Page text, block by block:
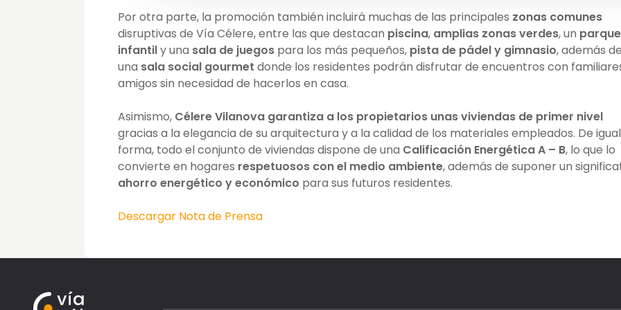
Por otra parte, la promoción también incluirá muchas de las principales zonas comunes
disruptivas de Vía Célere, entre las que destacan piscina, amplias zonas verdes, un parque
infantily una sala de juegos para los más pequeños, pista de pádel y gimnasio, además de
una sala social gourmet donde los residentes podrán disfrutar de encuentros con
amigos sin necesidad de hacerlos en casa.
Asimismo, Célere Vilanova garantiza a los propietarios unasviviendas de primer nivel
gracias a la elegancia de su arquitectura y a la calidad de los materiales empleados. De igual
forma, todo el conjunto de viviendas dispone de una Calificación Energética A – B, lo que lo
convierte en hogares respetuosos con el medio ambiente, además de suponer un
ahorro energético y económico para sus futuros residentes.
Descargar Nota de Prensa